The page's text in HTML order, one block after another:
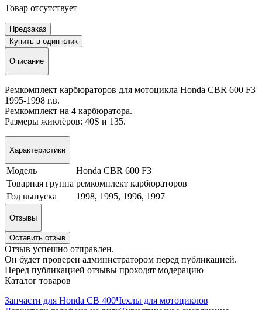
Товар отсутствует
Предзаказ
Купить в один клик
Описание
Ремкомплект карбюраторов для мотоцикла Honda CBR 600 F3
1995-1998 г.в.
Ремкомплект на 4 карбюратора.
Размеры жиклёров: 40S и 135.
Характеристики
Модель
Honda CBR 600 F3
Товарная группа ремкомплект карбюраторов
Год выпуска
1998, 1995, 1996, 1997
Отзывы
Оставить отзыв
Отзыв успешно отправлен.
Он будет проверен администратором перед публикацией.
Перед публикацией отзывы проходят модерацию
Каталог товаров
Запчасти для Honda CB 400Чехлы для мотоциклов